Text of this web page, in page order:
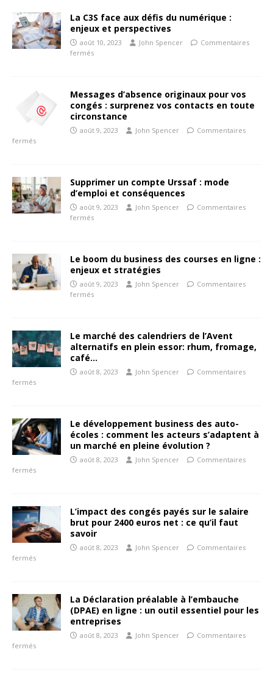
La C3S face aux défis du numérique :
enjeux et perspectives
août 10, 2023 John Spencer
Commentaires
fermés
Messages d’absence originaux pour vos
congés : surprenez vos contacts en toute
circonstance
août 9, 2023 John Spencer
Commentaires
fermés
Supprimer un compte Urssaf : mode
d’emploi et conséquences
août 9, 2023 John Spencer
Commentaires
fermés
Le boom du business des courses en ligne :
enjeux et stratégies
août 9, 2023 John Spencer
Commentaires
fermés
Le marché des calendriers de l’Avent
alternatifs en plein essor: rhum, fromage,
café…
août 8, 2023 John Spencer
Commentaires
fermés
Le développement business des auto-
écoles : comment les acteurs s’adaptent à
un marché en pleine évolution ?
août 8, 2023 John Spencer
Commentaires
fermés
L’impact des congés payés sur le salaire
brut pour 2400 euros net : ce qu’il faut
savoir
août 8, 2023 John Spencer
Commentaires
fermés
La Déclaration préalable à l’embauche
(DPAE) en ligne : un outil essentiel pour les
entreprises
août 8, 2023 John Spencer
Commentaires
fermés